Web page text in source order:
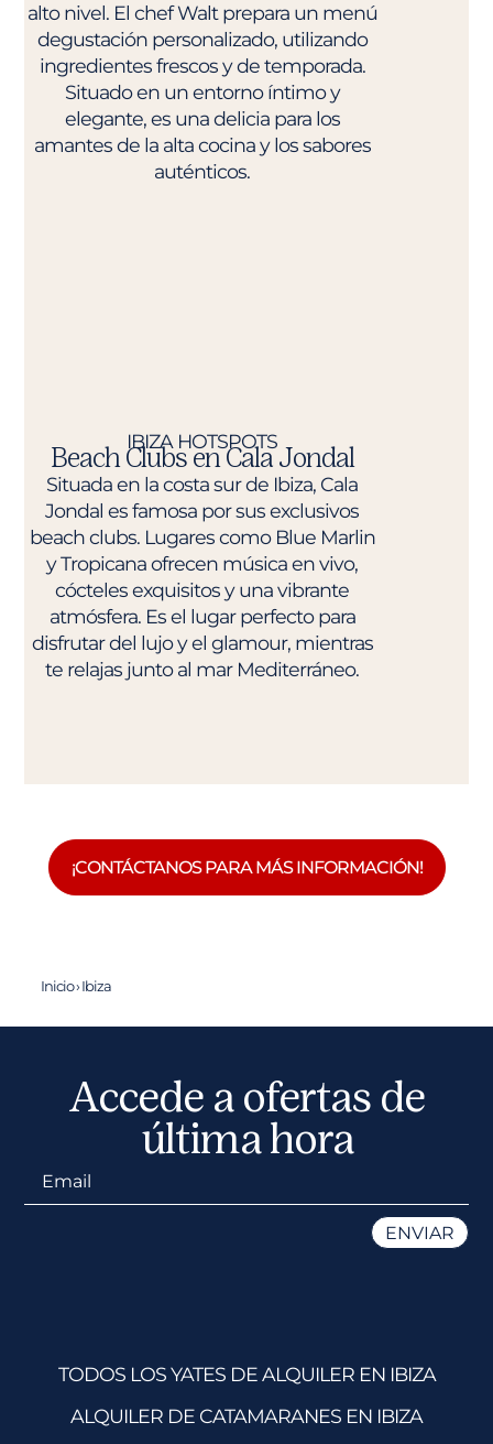
alto nivel. El chef Walt prepara un menú
degustación personalizado, utilizando
ingredientes frescos y de temporada.
Situado en un entorno íntimo y
elegante, es una delicia para los
amantes de la alta cocina y los sabores
auténticos.
IBIZA HOTSPOTS
Beach Clubs en Cala Jondal
Situada en la costa sur de Ibiza, Cala
Jondal es famosa por sus exclusivos
beach clubs. Lugares como Blue Marlin
y Tropicana ofrecen música en vivo,
cócteles exquisitos y una vibrante
atmósfera. Es el lugar perfecto para
disfrutar del lujo y el glamour, mientras
te relajas junto al mar Mediterráneo.
¡CONTÁCTANOS PARA MÁS INFORMACIÓN!
Inicio›Ibiza
Accede a ofertas de
última hora
TODOS LOS YATES DE ALQUILER EN IBIZA
ALQUILER DE CATAMARANES EN IBIZA